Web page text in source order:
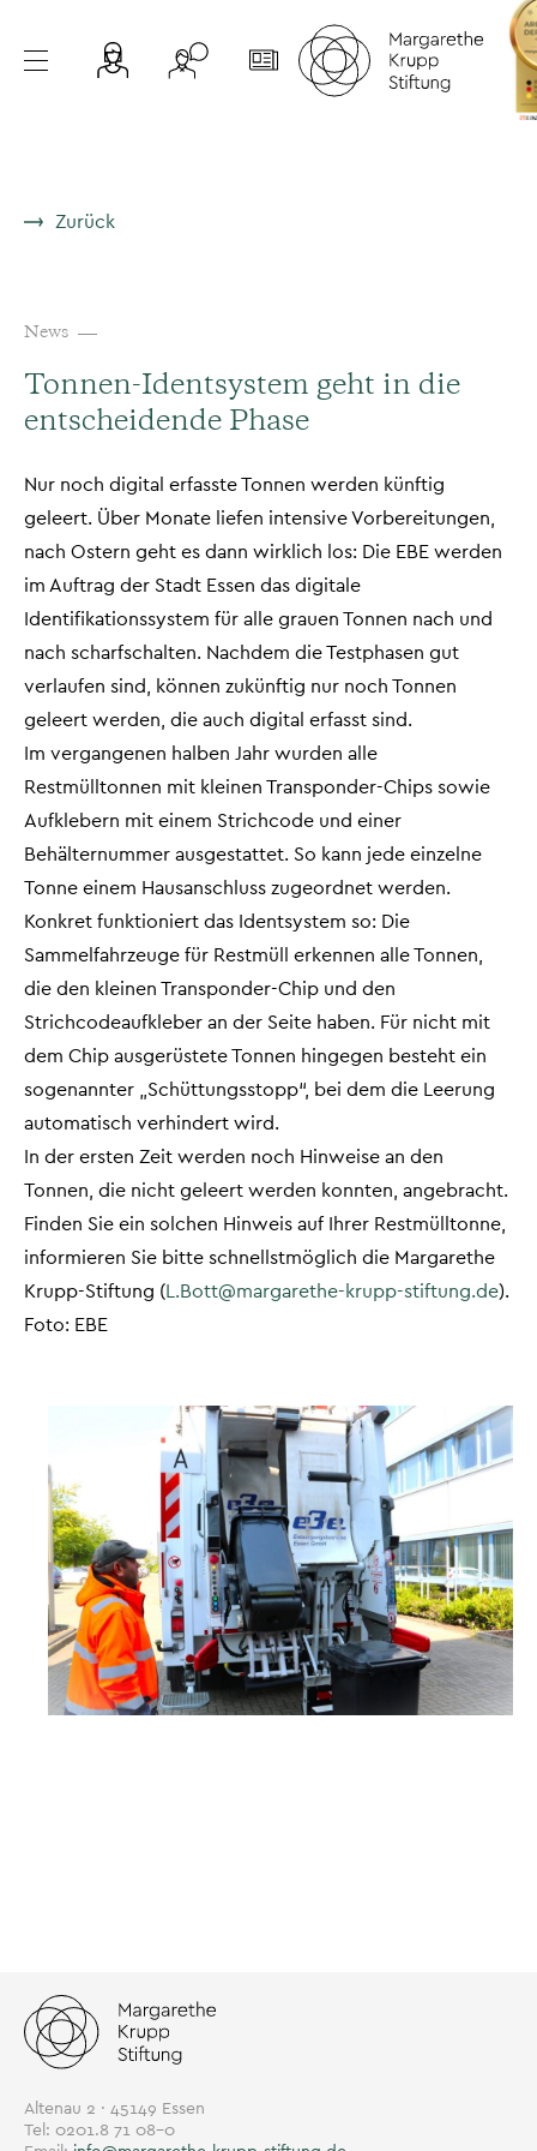
Zurück
News
Tonnen-Identsystem geht in die
entscheidende Phase
Nur noch digital erfasste Tonnen werden künftig
geleert. Über Monate liefen intensive Vorbereitungen,
nach Ostern geht es dann wirklich los: Die EBE werden
im Auftrag der Stadt Essen das digitale
Identifikationssystem für alle grauen Tonnen nach und
nach scharfschalten. Nachdem die Testphasen gut
verlaufen sind, können zukünftig nur noch Tonnen
geleert werden, die auch digital erfasst sind.
Im vergangenen halben Jahr wurden alle
Restmülltonnen mit kleinen Transponder-Chips sowie
Aufklebern mit einem Strichcode und einer
Behälternummer ausgestattet. So kann jede einzelne
Tonne einem Hausanschluss zugeordnet werden.
Konkret funktioniert das Identsystem so: Die
Sammelfahrzeuge für Restmüll erkennen alle Tonnen,
die den kleinen Transponder-Chip und den
Strichcodeaufkleber an der Seite haben. Für nicht mit
dem Chip ausgerüstete Tonnen hingegen besteht ein
sogenannter „Schüttungsstopp“, bei dem die Leerung
automatisch verhindert wird.
In der ersten Zeit werden noch Hinweise an den
Tonnen, die nicht geleert werden konnten, angebracht.
Finden Sie ein solchen Hinweis auf Ihrer Restmülltonne,
informieren Sie bitte schnellstmöglich die Margarethe
Krupp-Stiftung (L.Bott@margarethe-krupp-stiftung.de).
Foto: EBE
Altenau 2 · 45149 Essen
Tel: 0201.8 71 08-0